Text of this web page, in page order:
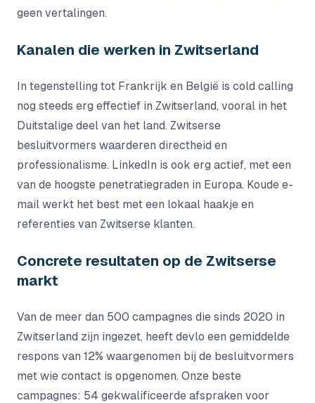
geen vertalingen.
Kanalen die werken in Zwitserland
In tegenstelling tot Frankrijk en België is cold calling
nog steeds erg effectief in Zwitserland, vooral in het
Duitstalige deel van het land. Zwitserse
besluitvormers waarderen directheid en
professionalisme. LinkedIn is ook erg actief, met een
van de hoogste penetratiegraden in Europa. Koude e-
mail werkt het best met een lokaal haakje en
referenties van Zwitserse klanten.
Concrete resultaten op de Zwitserse
markt
Van de meer dan 500 campagnes die sinds 2020 in
Zwitserland zijn ingezet, heeft devlo een gemiddelde
respons van 12% waargenomen bij de besluitvormers
met wie contact is opgenomen. Onze beste
campagnes: 54 gekwalificeerde afspraken voor